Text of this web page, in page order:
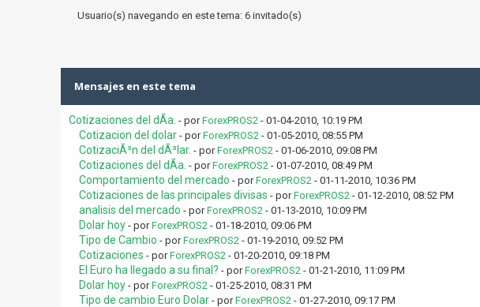
Usuario(s) navegando en este tema: 6 invitado(s)
Mensajes en este tema
Cotizaciones del dÃ­a. - porForexPROS2- 01-04-2010, 10:19 PM
Cotizacion del dolar - porForexPROS2- 01-05-2010, 08:55 PM
CotizaciÃ³n del dÃ³lar. - porForexPROS2- 01-06-2010, 09:08 PM
Cotizaciones del dÃ­a. - porForexPROS2- 01-07-2010, 08:49 PM
Comportamiento del mercado - porForexPROS2- 01-11-2010, 10:36 PM
Cotizaciones de las principales divisas - porForexPROS2- 01-12-2010, 08:52 PM
analisis del mercado - porForexPROS2- 01-13-2010, 10:09 PM
Dolar hoy - porForexPROS2- 01-18-2010, 09:06 PM
Tipo de Cambio - porForexPROS2- 01-19-2010, 09:52 PM
Cotizaciones - porForexPROS2- 01-20-2010, 09:18 PM
El Euro ha llegado a su final? - porForexPROS2- 01-21-2010, 11:09 PM
Dolar hoy - porForexPROS2- 01-25-2010, 08:31 PM
Tipo de cambio Euro Dolar - porForexPROS2- 01-27-2010, 09:17 PM